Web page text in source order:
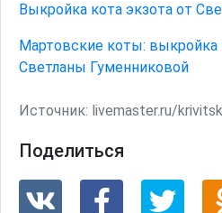
Выкройка кота экзота от
Мартовские коты: выкройка
Светланы Гуменниковой
Источник: livemaster.ru/
Поделиться